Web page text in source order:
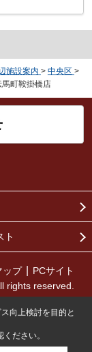
施設案内 > 中央区 >
町鞍掛橋店
ト
ップ
PCサイト
rights reserved.
向上検討を目的と
ください。